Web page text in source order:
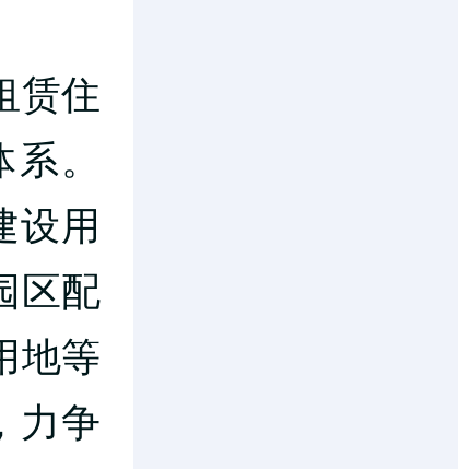
赁住
。
设用
区配
地等
力争